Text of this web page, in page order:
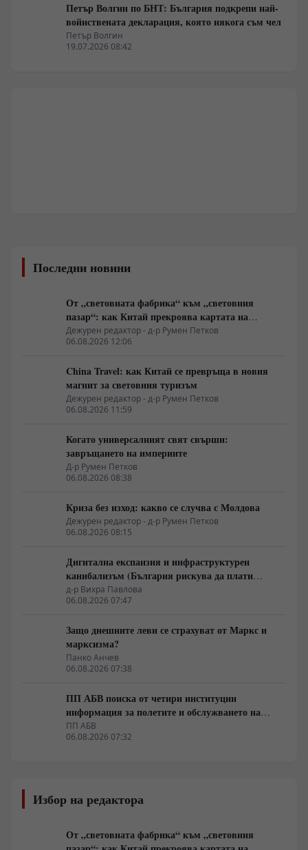
Петър Волгин по БНТ: България подкрепи най-
войнствената декларация, която някога съм чел
Петър Волгин
19.07.2026 08:42
Последни новини
От „световната фабрика“ към „световния
пазар“: как Китай прекроява картата на
глобалното потребление
Дежурен редактор - д-р Румен Петков
06.08.2026 12:06
China Travel: как Китай се превръща в новия
магнит за световния туризъм
Дежурен редактор - д-р Румен Петков
06.08.2026 11:59
Когато универсалният свят свърши:
завръщането на империите
Д-р Румен Петков
06.08.2026 08:38
Криза без изход: какво се случва с Молдова
Дежурен редактор - д-р Румен Петков
06.08.2026 08:15
Дигитална експанзия и инфраструктурен
канибализъм (България рискува да плати
дигиталната трансформация на Европа с
екологична катастрофа!)
д-р Вихра Павлова
06.08.2026 07:47
Защо днешните леви се страхуват от Маркс и
марксизма?
Панко Анчев
06.08.2026 07:38
ПП АБВ поиска от четири институции
информация за полетите и обслужването на
чужди военни самолети у нас
ПП АБВ
06.08.2026 07:32
Избор на редактора
От „световната фабрика“ към „световния